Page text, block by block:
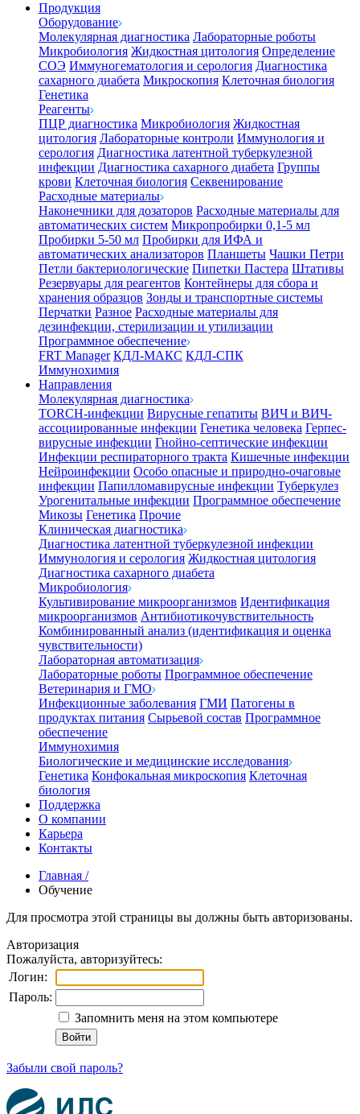
Продукция
Оборудование
Молекулярная диагностика Лабораторные роботы
Микробиология Жидкостная цитология Определение
СОЭ Иммуногематология и серология Диагностика
сахарного диабета Микроскопия Клеточная биология
Генетика
Реагенты
ПЦР диагностика Микробиология Жидкостная
цитология Лабораторные контроли Иммунология и
серология Диагностика латентной туберкулезной
инфекции Диагностика сахарного диабета Группы
крови Клеточная биология Секвенирование
Расходные материалы
Наконечники для дозаторов Расходные материалы для
автоматических систем Микропробирки 0,1-5 мл
Пробирки 5-50 мл Пробирки для ИФА и
автоматических анализаторов Планшеты Чашки Петри
Петли бактериологические Пипетки Пастера Штативы
Резервуары для реагентов Контейнеры для сбора и
хранения образцов Зонды и транспортные системы
Перчатки Разное Расходные материалы для
дезинфекции, стерилизации и утилизации
Программное обеспечение
FRT Manager КДЛ-МАКС КДЛ-СПК
Иммунохимия
Направления
Молекулярная диагностика
TORCH-инфекции Вирусные гепатиты ВИЧ и ВИЧ-
ассоциированные инфекции Генетика человека Герпес-
вирусные инфекции Гнойно-септические инфекции
Инфекции респираторного тракта Кишечные инфекции
Нейроинфекции Особо опасные и природно-очаговые
инфекции Папилломавирусные инфекции Туберкулез
Урогенитальные инфекции Программное обеспечение
Микозы Генетика Прочие
Клиническая диагностика
Диагностика латентной туберкулезной инфекции
Иммунология и серология Жидкостная цитология
Диагностика сахарного диабета
Микробиология
Культивирование микроорганизмов Идентификация
микроорганизмов Антибиотикочувствительность
Комбинированный анализ (идентификация и оценка
чувствительности)
Лабораторная автоматизация
Лабораторные роботы Программное обеспечение
Ветеринария и ГМО
Инфекционные заболевания ГМИ Патогены в
продуктах питания Сырьевой состав Программное
обеспечение
Иммунохимия
Биологические и медицинские исследования
Генетика Конфокальная микроскопия Клеточная
биология
Поддержка
О компании
Карьера
Контакты
Главная /
Обучение
Для просмотра этой страницы вы должны быть авторизованы.
Авторизация
Пожалуйста, авторизуйтесь:
Логин:
Пароль:
Запомнить меня на этом компьютере
Забыли свой пароль?